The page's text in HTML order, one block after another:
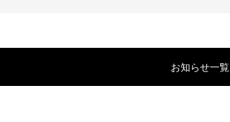
お知らせ一覧